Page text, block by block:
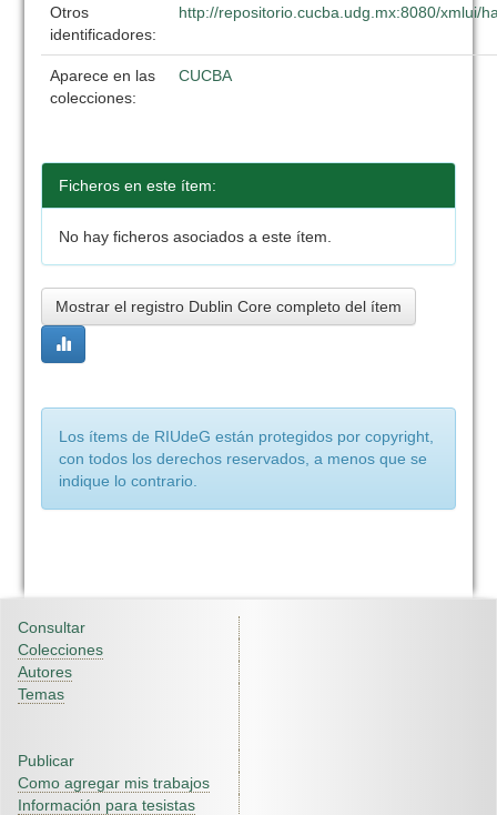
Otros
identificadores:
http://repositorio.cucba.udg.mx:8080/xmlui/
Aparece en las
colecciones:
CUCBA
Ficheros en este ítem:
No hay ficheros asociados a este ítem.
Mostrar el registro Dublin Core completo del ítem
Los ítems de RIUdeG están protegidos por copyright,
con todos los derechos reservados, a menos que se
indique lo contrario.
Consultar
Colecciones
Autores
Temas
Publicar
Como agregar mis trabajos
Información para tesistas